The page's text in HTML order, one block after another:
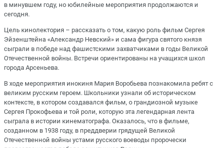
в минувшем году, но юбилейные мероприятия продолжаются и
сегодня.
Цель кинолектория – рассказать о том, какую роль фильм Сергея
Эйзенштейна «Александр Невский» и сама фигура святого князя
сыграли в победе над фашистскими захватчиками в годы Великой
Отечественной войны. Встречи ориентированы на учащихся школ
города Арсеньева.
В ходе мероприятия инокиня Мария Воробьева познакомила ребят с
великим русским героем. Школьники узнали об историческом
контексте, в котором создавался фильм, о грандиозной музыке
Сергея Прокофьева и той роли, которую эта легендарная лента
сыграла в истории кинематографа. Оказалось, что в фильме,
созданном в 1938 году, в преддверии грядущей Великой
Отечественной войны устами русского воеводы пророчески